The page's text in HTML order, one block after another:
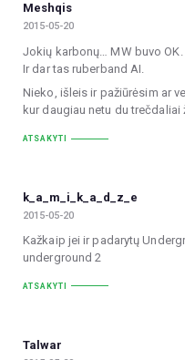
Meshqis
2015-05-20
Jokių karbonų… MW buvo
Ir dar tas ruberband AI.
Nieko, išleis ir pažiūrėsim ar
kur daugiau netu du
ATSAKYTI
k_a_m_i_k_a_d_z_e
2015-05-20
Kažkaip jei ir padarytų
underground 2
ATSAKYTI
Talwar